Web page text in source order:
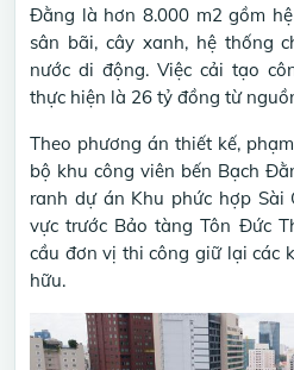
Đằng là hơn 8.000 m2 gồm
sân bãi, cây xanh, hệ thống
nước di động. Việc cải tạo
thực hiện là 26 tỷ đồng từ
Theo phương án thiết kế,
bộ khu công viên bến Bạch
ranh dự án Khu phức hợp Sài
vực trước Bảo tàng Tôn Đức
cầu đơn vị thi công giữ lại các
hữu.